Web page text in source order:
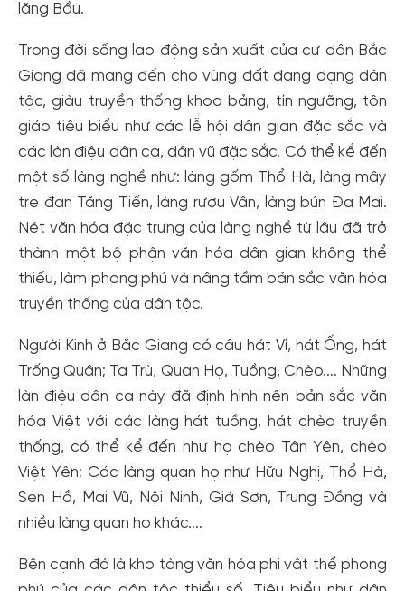
lăng Bầu.
Trong đời sống lao động sản xuất của cư dân Bắc
Giang đã mang đến cho vùng đất đang dạng dân
tộc, giàu truyền thống khoa bảng, tín ngưỡng, tôn
giáo tiêu biểu như các lễ hội dân gian đặc sắc và
các làn điệu dân ca, dân vũ đặc sắc. Có thể kể đến
một số làng nghề như: làng gốm Thổ Hà, làng mây
tre đan Tăng Tiến, làng rượu Vân, làng bún Đa Mai.
Nét văn hóa đặc trưng của làng nghề từ lâu đã trở
thành một bộ phận văn hóa dân gian không thể
thiếu, làm phong phú và nâng tầm bản sắc văn hóa
truyền thống của dân tộc.
Người Kinh ở Bắc Giang có câu hát Ví, hát Ống, hát
Trống Quân; Ta Trù, Quan Họ, Tuồng, Chèo.... Những
làn điệu dân ca này đã định hình nên bản sắc văn
hóa Việt với các làng hát tuồng, hát chèo truyền
thống, có thể kể đến như họ chèo Tân Yên, chèo
Việt Yên; Các làng quan họ như Hữu Nghị, Thổ Hà,
Sen Hồ, Mai Vũ, Nội Ninh, Giá Sơn, Trung Đồng và
nhiều làng quan họ khác....
Bên cạnh đó là kho tàng văn hóa phi vật thể phong